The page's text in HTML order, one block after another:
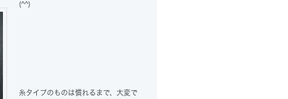
(^^)
糸タイプのものは慣れるまで、大変で